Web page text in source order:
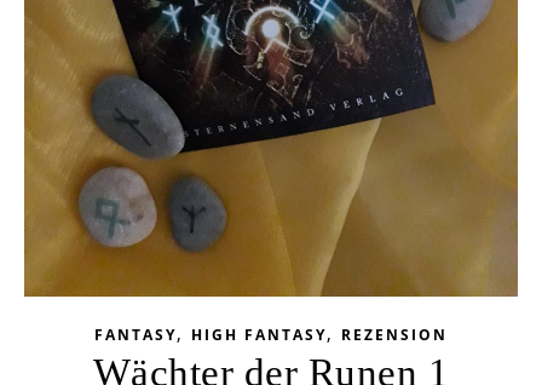
FANTASY, HIGH FANTASY, REZENSION
Wächter der Runen 1